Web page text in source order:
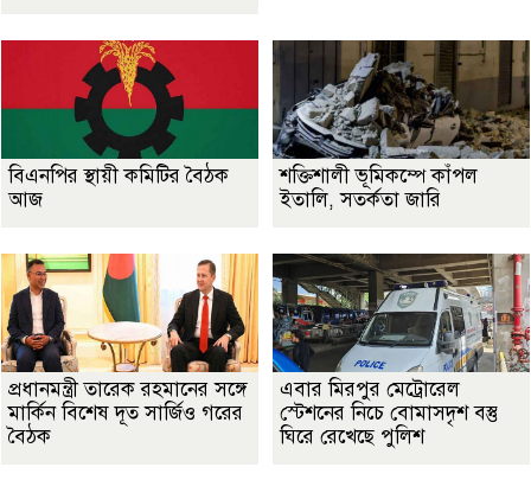
বিএনপির স্থায়ী কমিটির বৈঠক
আজ
শক্তিশালী ভূমিকম্পে কাঁপল
ইতালি, সতর্কতা জারি
প্রধানমন্ত্রী তারেক রহমানের সঙ্গে
মার্কিন বিশেষ দূত সার্জিও গরের
বৈঠক
এবার মিরপুর মেট্রোরেল
স্টেশনের নিচে বোমাসদৃশ বস্তু
ঘিরে রেখেছে পুলিশ